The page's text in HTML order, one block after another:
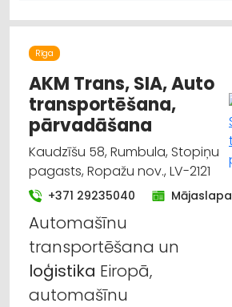
GRANTS, SMILTS, AKMENS IEGUVE
Rīga
AKM Trans, SIA, Auto
transportēšana,
pārvadāšana
Kaudzīšu 58, Rumbula, Stopiņu
pagasts, Ropažu nov., LV-2121
+371 29235040 Mājaslapa
Automašīnu
transportēšana un
loģistika Eiropā,
automašīnu